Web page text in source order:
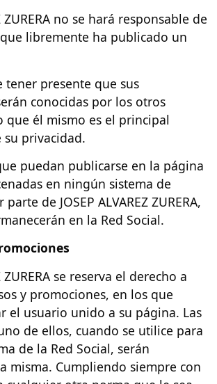
ZURERA no se hará responsable de
libremente ha publicado un
tener presente que sus
conocidas por los otros
que él mismo es el principal
su privacidad.
puedan publicarse en la página
en ningún sistema de
de JOSEP ALVAREZ ZURERA,
en la Red Social.
ZURERA se reserva el derecho a
y promociones, en los que
el usuario unido a su página. Las
de ellos, cuando se utilice para
de la Red Social, serán
misma. Cumpliendo siempre con